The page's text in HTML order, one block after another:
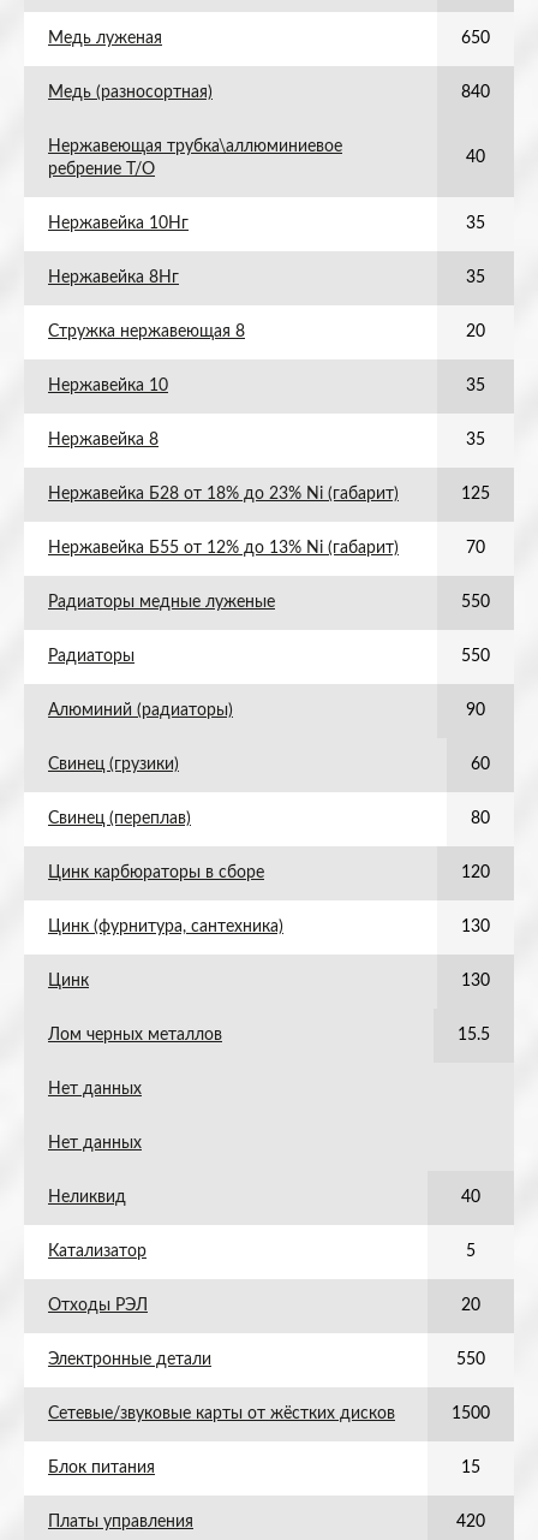
Медь луженая 650
Медь (разносортная) 840
Нержавеющая трубка\аллюминиевое
ребрение Т/О
40
Нержавейка 10Нг 35
Нержавейка 8Нг 35
Стружка нержавеющая 8 20
Нержавейка 10 35
Нержавейка 8 35
Нержавейка Б28 от 18% до 23% Ni (габарит) 125
Нержавейка Б55 от 12% до 13% Ni (габарит) 70
Радиаторы медные луженые 550
Радиаторы 550
Алюминий (радиаторы) 90
Свинец (грузики) 60
Свинец (переплав) 80
Цинк карбюраторы в сборе 120
Цинк (фурнитура, сантехника) 130
Цинк 130
Лом черных металлов 15.5
Нет данных
Нет данных
Неликвид 40
Катализатор 5
Отходы РЭЛ 20
Электронные детали 550
Сетевые/звуковые карты от жёстких дисков 1500
Блок питания 15
Платы управления 420